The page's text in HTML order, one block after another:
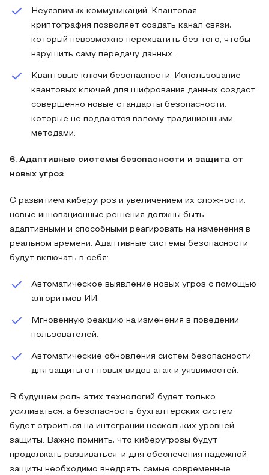
Неуязвимых коммуникаций. Квантовая
криптография позволяет создать канал связи,
который невозможно перехватить без того, чтобы
нарушить саму передачу данных.
Квантовые ключи безопасности. Использование
квантовых ключей для шифрования данных создаст
совершенно новые стандарты безопасности,
которые не поддаются взлому традиционными
методами.
6. Адаптивные системы безопасности и защита от
новых угроз
С развитием киберугроз и увеличением их сложности,
новые инновационные решения должны быть
адаптивными и способными реагировать на изменения в
реальном времени. Адаптивные системы безопасности
будут включать в себя:
Автоматическое выявление новых угроз с помощью
алгоритмов ИИ.
Мгновенную реакцию на изменения в поведении
пользователей.
Автоматические обновления систем безопасности
для защиты от новых видов атак и уязвимостей.
В будущем роль этих технологий будет только
усиливаться, а безопасность бухгалтерских систем
будет строиться на интеграции нескольких уровней
защиты. Важно помнить, что киберугрозы будут
продолжать развиваться, и для обеспечения надежной
защиты необходимо внедрять самые современные